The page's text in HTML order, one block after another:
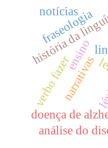
ensino
história da
doença de
narrativas
verbo fazer
análise do
fraseologia
notícias